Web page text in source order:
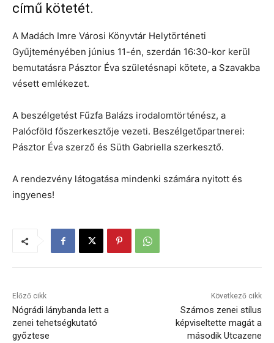
című kötetét.
A Madách Imre Városi Könyvtár Helytörténeti
Gyűjteményében június 11-én, szerdán 16:30-kor kerül
bemutatásra Pásztor Éva születésnapi kötete, a Szavakba
vésett emlékezet.
A beszélgetést Fűzfa Balázs irodalomtörténész, a
Palócföld főszerkesztője vezeti. Beszélgetőpartnerei:
Pásztor Éva szerző és Süth Gabriella szerkesztő.
A rendezvény látogatása mindenki számára nyitott és
ingyenes!
Előző cikk
Nógrádi lánybanda lett a
zenei tehetségkutató
győztese
Következő cikk
Számos zenei stílus
képviseltette magát a
második Utcazene